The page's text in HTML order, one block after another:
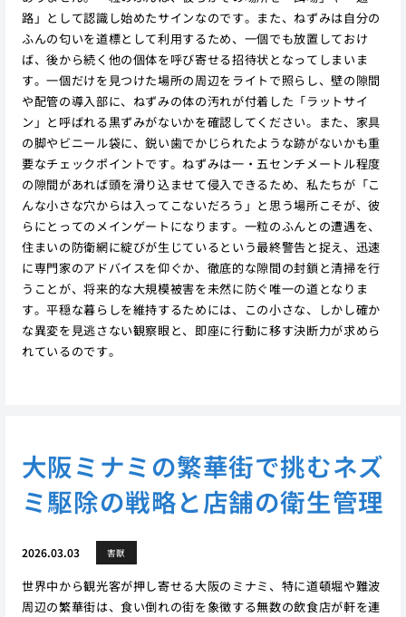
路」として認識し始めたサインなのです。また、ねずみは自分の
ふんの匂いを道標として利用するため、一個でも放置しておけ
ば、後から続く他の個体を呼び寄せる招待状となってしまいま
す。一個だけを見つけた場所の周辺をライトで照らし、壁の隙間
や配管の導入部に、ねずみの体の汚れが付着した「ラットサイ
ン」と呼ばれる黒ずみがないかを確認してください。また、家具
の脚やビニール袋に、鋭い歯でかじられたような跡がないかも重
要なチェックポイントです。ねずみは一・五センチメートル程度
の隙間があれば頭を滑り込ませて侵入できるため、私たちが「こ
んな小さな穴からは入ってこないだろう」と思う場所こそが、彼
らにとってのメインゲートになります。一粒のふんとの遭遇を、
住まいの防衛網に綻びが生じているという最終警告と捉え、迅速
に専門家のアドバイスを仰ぐか、徹底的な隙間の封鎖と清掃を行
うことが、将来的な大規模被害を未然に防ぐ唯一の道となりま
す。平穏な暮らしを維持するためには、この小さな、しかし確か
な異変を見逃さない観察眼と、即座に行動に移す決断力が求めら
れているのです。
大阪ミナミの繁華街で挑むネズ
ミ駆除の戦略と店舗の衛生管理
2026.03.03 害獣
世界中から観光客が押し寄せる大阪のミナミ、特に道頓堀や難波
周辺の繁華街は、食い倒れの街を象徴する無数の飲食店が軒を連